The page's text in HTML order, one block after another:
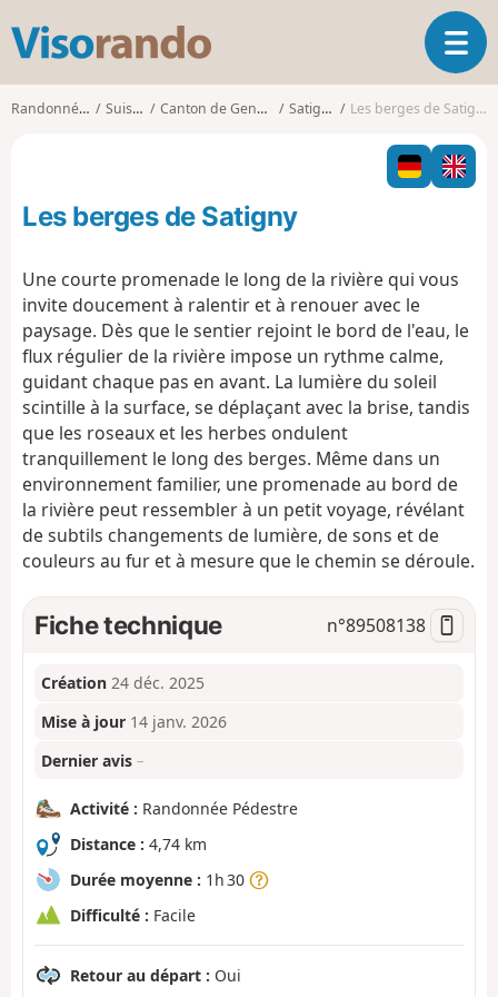
s
o
o
O
u
v
i
r
l
v
g
i
Randonnées Suisse Canton de Genève Satigny Les berges de Satigny
Les berges de Satigny
Une courte promenade le long de la rivière qui vous
invite doucement à ralentir et à renouer avec le
paysage. Dès que le sentier rejoint le bord de l'eau, le
flux régulier de la rivière impose un rythme calme,
guidant chaque pas en avant. La lumière du soleil
scintille à la surface, se déplaçant avec la brise, tandis
que les roseaux et les herbes ondulent
tranquillement le long des berges. Même dans un
environnement familier, une promenade au bord de
la rivière peut ressembler à un petit voyage, révélant
de subtils changements de lumière, de sons et de
couleurs au fur et à mesure que le chemin se déroule.
Fiche technique n°89508138
Création 24 déc. 2025
Mise à jour 14 janv. 2026
Dernier avis –
Activité : Randonnée Pédestre
Distance : 4,74 km
Durée moyenne : 1h 30
Difficulté : Facile
Retour au départ : Oui